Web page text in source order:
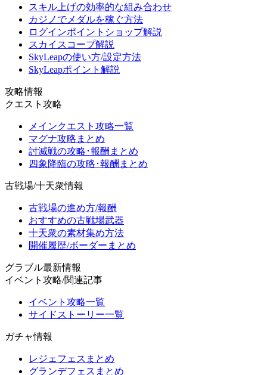
スキル上げの効率的な組み合わせ
カジノでメダルを稼ぐ方法
ログインポイントショップ解説
スカイスコープ解説
SkyLeapの使い方/設定方法
SkyLeapポイント解説
攻略情報
クエスト攻略
メインクエスト攻略一覧
マグナ攻略まとめ
討滅戦の攻略･報酬まとめ
四象降臨の攻略･報酬まとめ
古戦場/十天衆情報
古戦場の進め方/報酬
おすすめの古戦場武器
十天衆の素材集め方法
開催履歴/ボーダーまとめ
グラブル最新情報
イベント攻略/関連記事
イベント攻略一覧
サイドストーリー一覧
ガチャ情報
レジェフェスまとめ
グランデフェスまとめ